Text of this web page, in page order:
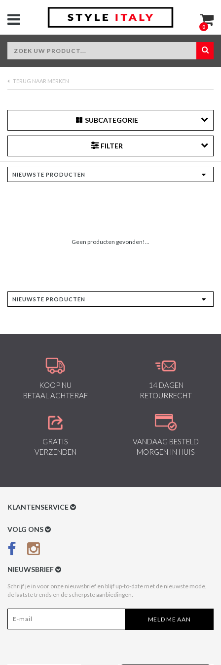
0
TERUG NAAR MERKEN
SUBCATEGORIE
FILTER
Geen producten gevonden!...
KOOP NU
BETAAL ACHTERAF
14 DAGEN
RETOURRECHT
GRATIS
VERZENDEN
VANDAAG BESTELD
MORGEN IN HUIS
KLANTENSERVICE
Klantenservice
Betaalmethoden
Algemene voorwaarden
Disclaimer
VOLG ONS
NIEUWSBRIEF
Schrijf je in voor onze nieuwsbrief en blijf up-to-date met de nieuwste mode,
de laatste trends en de scherpste aanbiedingen.
MELD ME AAN